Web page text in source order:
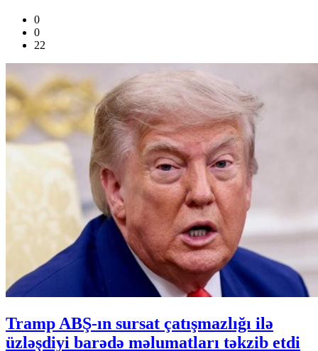
0
0
22
Tramp ABŞ-ın sursat çatışmazlığı ilə
üzləşdiyi barədə məlumatları təkzib etdi